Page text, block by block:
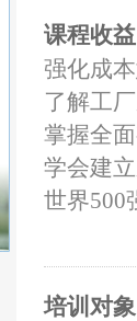
课程收益
强化成
了解工
掌握全
学会建
世界500
培训对象